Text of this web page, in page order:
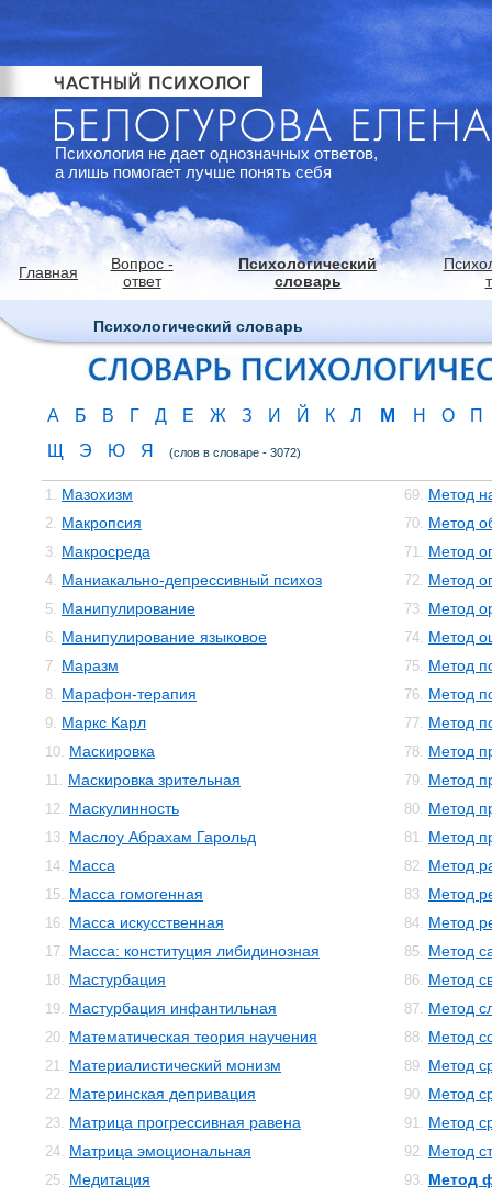
Психология не дает однозначных ответов,
а лишь помогает лучше понять себя
Главная
Вопрос -
ответ
Психологический
словарь
Психологический словарь
А Б В Г Д Е Ж З И Й К Л М Н О
П
Щ
Э Ю Я (слов в словаре - 3072)
1. Мазохизм
2. Макропсия
3. Макросреда
4. Маниакально-депрессивный психоз
5. Манипулирование
6. Манипулирование языковое
7. Маразм
8. Марафон-терапия
9. Маркс Карл
10. Маскировка
11. Маскировка зрительная
12. Маскулинность
13. Маслоу Абрахам Гарольд
14. Масса
15. Масса гомогенная
16. Масса искусственная
17. Масса: конституция либидинозная
18. Мастурбация
19. Мастурбация инфантильная
20. Математическая теория научения
21. Материалистический монизм
22. Материнская депривация
23. Матрица прогрессивная равена
24. Матрица эмоциональная
25. Медитация
69. Метод
70. Метод
71. Метод
72. Метод
73. Метод
74. Метод
75. Метод
76. Метод
77. Метод
78. Метод
79. Метод
80. Метод
81. Метод
82. Метод
83. Метод
84. Метод
85. Метод
86. Метод
87. Метод
88. Метод
89. Метод
90. Метод
91. Метод
92. Метод
93. Метод